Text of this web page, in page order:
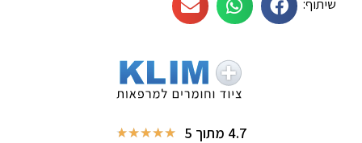
שיתוף:
4.7 מתוך 5 ★
★
★
★
★